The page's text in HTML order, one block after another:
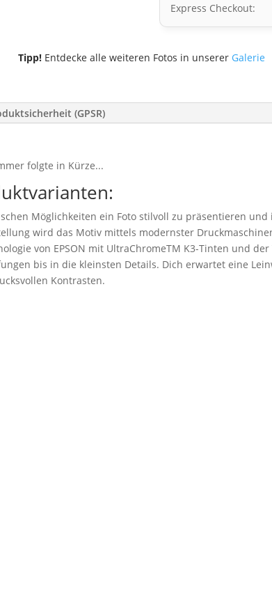
Express Checkout:
Tipp!Entdecke alle weiteren Fotos in unserer Galerie
(GPSR)
folgte in Kürze...
Möglichkeiten ein Foto stilvoll zu präsentieren
wird das Motiv mittels modernster
von EPSON mit UltraChromeTM K3-Tinten und
bis in die kleinsten Details. Dich erwartet eine
Kontrasten.